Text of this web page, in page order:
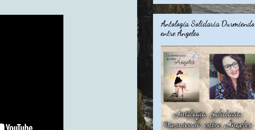
Antología Solidaria Durmiendo
entre Angeles